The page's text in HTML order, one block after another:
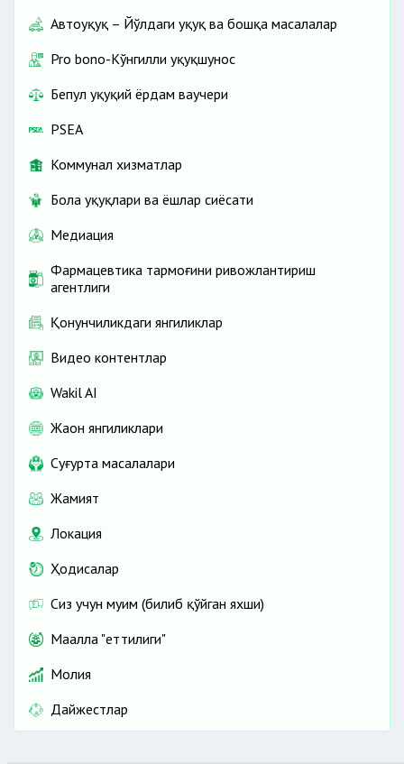
Автоҳуқуқ – Йўлдаги ҳуқуқ ва бошқа масалалар
Pro bono-Кўнгилли ҳуқуқшунос
Бепул ҳуқуқий ёрдам ваучери
PSEA
Коммунал хизматлар
Бола ҳуқуқлари ва ёшлар сиёсати
Медиация
Фармацевтика тармоғини ривожлантириш
агентлиги
Қонунчиликдаги янгиликлар
Видео контентлар
Wakil AI
Жаҳон янгиликлари
Cуғурта масалалари
Жамият
Локация
Ҳодисалар
Сиз учун муҳим (билиб қўйган яхши)
Маҳалла "еттилиги"
Молия
Дайжестлар